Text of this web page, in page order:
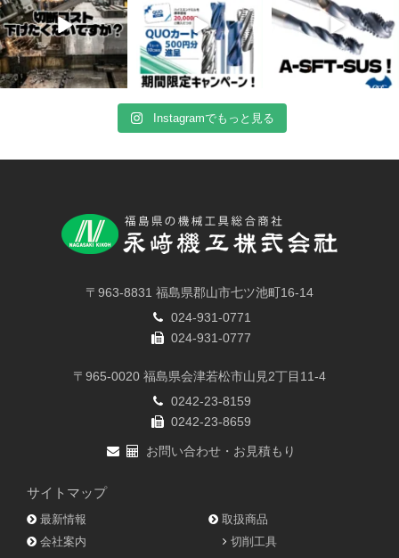
Instagramでもっと見る
〒963-8831 福島県郡山市七ツ池町16-14
024-931-0771
024-931-0777
〒965-0020 福島県会津若松市山見2丁目11-4
0242-23-8159
0242-23-8659
お問い合わせ・お見積もり
サイトマップ
最新情報
会社案内
取扱商品
切削工具